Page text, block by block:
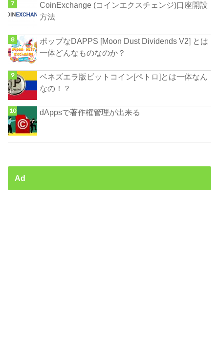
CoinExchange (コインエクスチェンジ)口座開設
方法
ポップなDAPPS [Moon Dust Dividends V2] とは
一体どんなものなのか？
ベネズエラ版ビットコイン[ペトロ]とは一体なん
なの！？
dAppsで著作権管理が出来る
Ad